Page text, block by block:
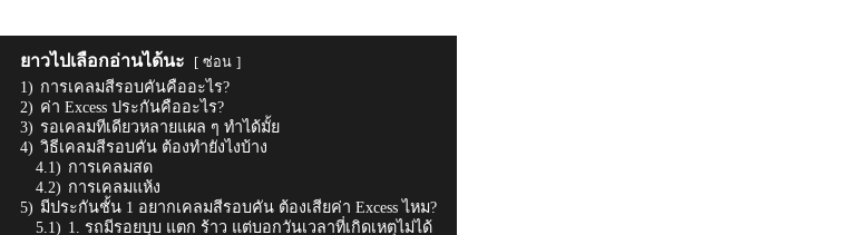
ยาวไปเลือกอ่านได้นะ ซ่อน
1) การเคลมสีรอบคันคืออะไร?
2) ค่า Excess ประกันคืออะไร?
3) รอเคลมทีเดียวหลายแผล ๆ ทำได้มั้ย
4) วิธีเคลมสีรอบคัน ต้องทำยังไงบ้าง
4.1) การเคลมสด
4.2) การเคลมแห้ง
5) มีประกันชั้น 1 อยากเคลมสีรอบคัน ต้องเสียค่า Excess ไหม?
5.1) 1. รถมีรอยบุบ แตก ร้าว แต่บอกวันเวลาที่เกิดเหตุไม่ได้